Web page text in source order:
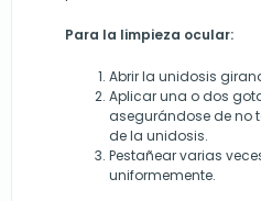
Para la limpieza ocular:
Abrir la unidosis
Aplicar una o dos
asegurándose de no
de la unidosis.
Pestañear varias
uniformemente.